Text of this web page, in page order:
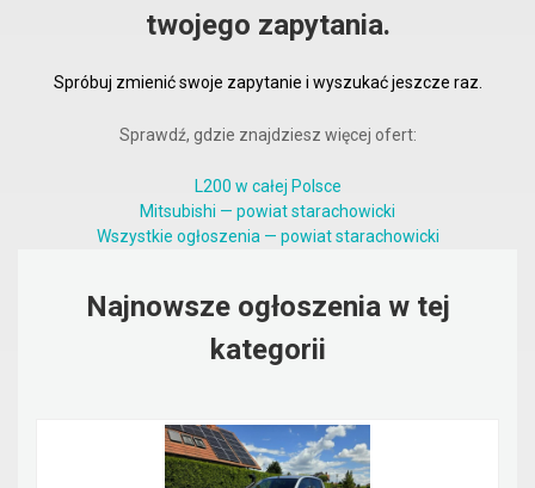
twojego zapytania.
Spróbuj zmienić swoje zapytanie i wyszukać jeszcze raz.
Sprawdź, gdzie znajdziesz więcej ofert:
L200 w całej Polsce
Mitsubishi — powiat starachowicki
Wszystkie ogłoszenia — powiat starachowicki
Najnowsze ogłoszenia w tej
kategorii